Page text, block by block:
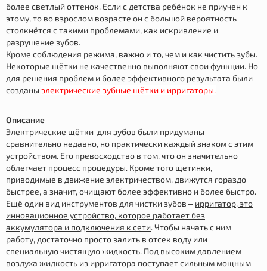
более светлый оттенок. Если с детства ребёнок не приучен к
этому, то во взрослом возрасте он с большой вероятность
столкнётся с такими проблемами, как искривление и
разрушение зубов.
Кроме соблюдения режима, важно и то, чем и как чистить зубы.
Некоторые щётки не качественно выполняют свои функции. Но
для решения проблем и более эффективного результата были
созданы электрические зубные щётки и ирригаторы.
Описание
Электрические щётки для зубов были придуманы
сравнительно недавно, но практически каждый знаком с этим
устройством. Его превосходство в том, что он значительно
облегчает процесс процедуры. Кроме того щетинки,
приводимые в движение электричеством, движутся гораздо
быстрее, а значит, очищают более эффективно и более быстро.
Ещё один вид инструментов для чистки зубов – ирригатор, это
инновационное устройство, которое работает без
аккумулятора и подключения к сети. Чтобы начать с ним
работу, достаточно просто залить в отсек воду или
специальную чистящую жидкость. Под высоким давлением
воздуха жидкость из ирригатора поступает сильным мощным